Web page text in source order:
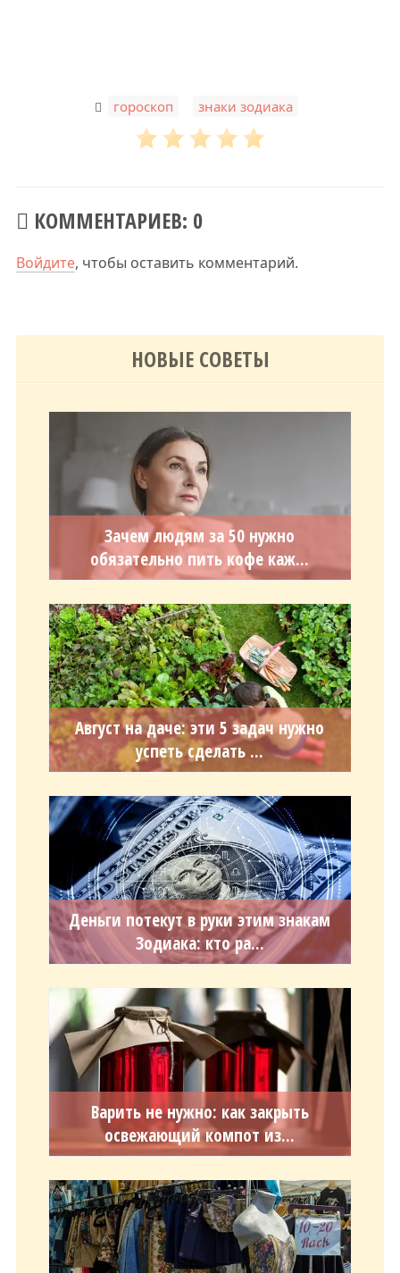
гороскоп знаки зодиака
КОММЕНТАРИЕВ: 0
Войдите, чтобы оставить комментарий.
НОВЫЕ СОВЕТЫ
Зачем людям за 50 нужно
обязательно пить кофе каж...
Август на даче: эти 5 задач нужно
успеть сделать ...
Деньги потекут в руки этим знакам
Зодиака: кто ра...
Варить не нужно: как закрыть
освежающий компот из...